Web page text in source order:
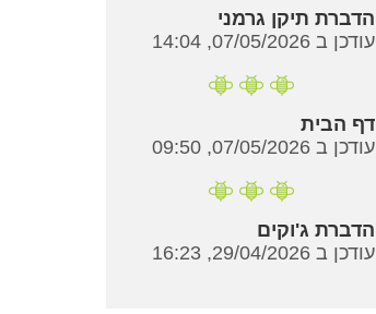
הדברת תיקן גרמני
עודכן ב 07/05/2026, 14:04
דף הבית
עודכן ב 07/05/2026, 09:50
הדברת ג'וקים
עודכן ב 29/04/2026, 16:23